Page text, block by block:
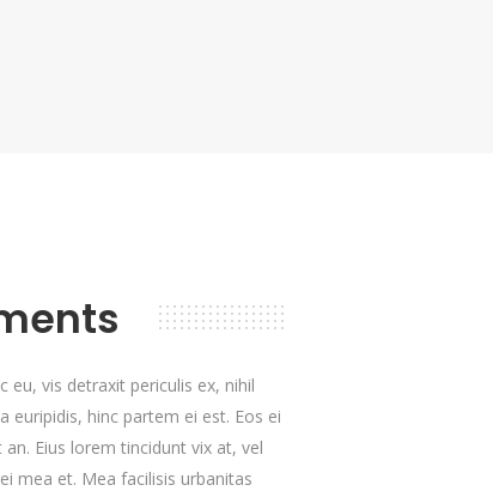
vis detraxit periculis ex, nihil
euripidis, hinc partem ei est. Eos ei
Eius lorem tincidunt vix at, vel
mea et. Mea facilisis urbanitas